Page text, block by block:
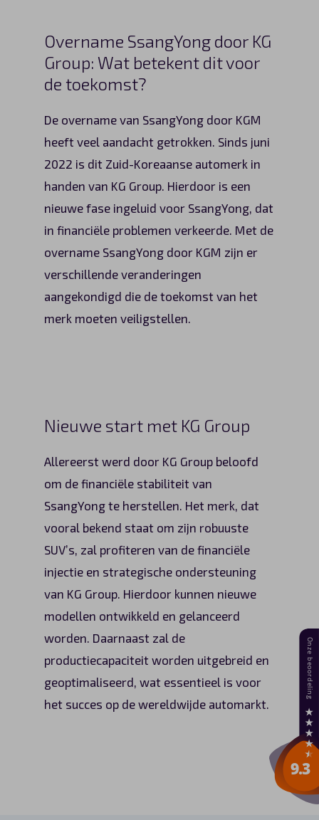
Overname SsangYong door KG
Group: Wat betekent dit voor
de toekomst?
De overname van SsangYong door KGM
heeft veel aandacht getrokken. Sinds juni
2022 is dit Zuid-Koreaanse automerk in
handen van KG Group. Hierdoor is een
nieuwe fase ingeluid voor SsangYong, dat
in financiële problemen verkeerde. Met de
overname SsangYong door KGM zijn er
verschillende veranderingen
aangekondigd die de toekomst van het
merk moeten veiligstellen.
Nieuwe start met KG Group
Allereerst werd door KG Group beloofd
om de financiële stabiliteit van
SsangYong te herstellen. Het merk, dat
vooral bekend staat om zijn robuuste
SUV’s, zal profiteren van de financiële
injectie en strategische ondersteuning
van KG Group. Hierdoor kunnen nieuwe
modellen ontwikkeld en gelanceerd
worden. Daarnaast zal de
productiecapaciteit worden uitgebreid en
geoptimaliseerd, wat essentieel is voor
het succes op de wereldwijde automarkt.
Vragen?
Over ons
Contact